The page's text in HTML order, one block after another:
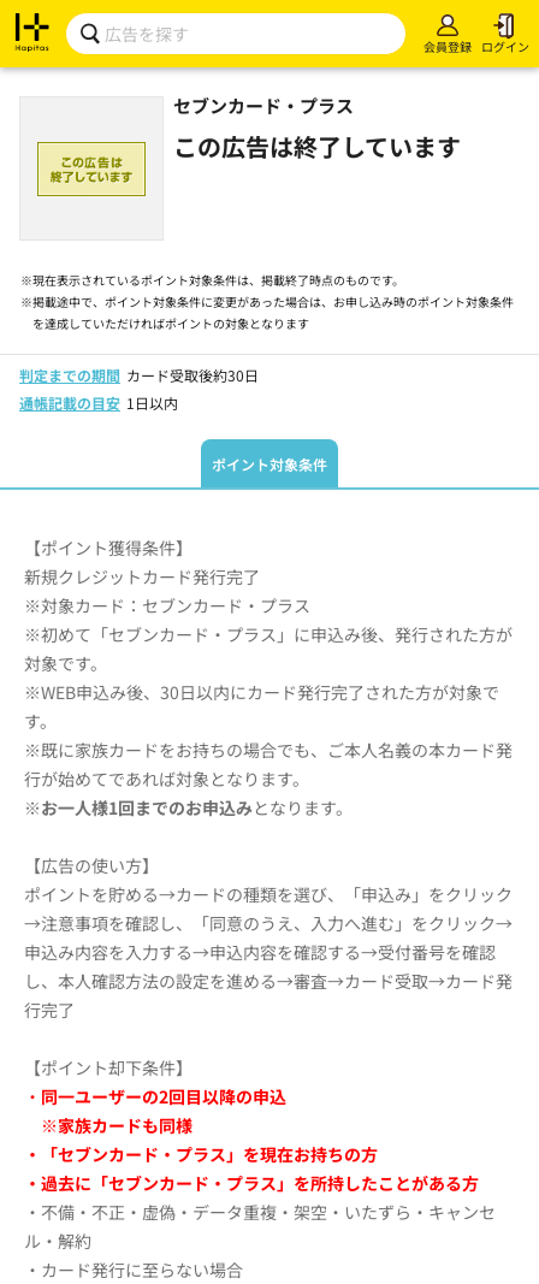
会員登録 ログイン
セブンカード・プラス
この広告は終了しています
※現在表示されているポイント対象条件は、掲載終了時点のものです。
※掲載途中で、ポイント対象条件に変更があった場合は、お申し込み時のポイント対象条件
を達成していただければポイントの対象となります
判定までの期間 カード受取後約30日
通帳記載の目安 1日以内
ポイント対象条件
【ポイント獲得条件】
新規クレジットカード発行完了
※対象カード：セブンカード・プラス
※初めて「セブンカード・プラス」に申込み後、発行された方が
対象です。
※WEB申込み後、30日以内にカード発行完了された方が対象で
す。
※既に家族カードをお持ちの場合でも、ご本人名義の本カード発
行が始めてであれば対象となります。
※お一人様1回までのお申込みとなります。
【広告の使い方】
ポイントを貯める→カードの種類を選び、「申込み」をクリック
→注意事項を確認し、「同意のうえ、入力へ進む」をクリック→
申込み内容を入力する→申込内容を確認する→受付番号を確認
し、本人確認方法の設定を進める→審査→カード受取→カード発
行完了
【ポイント却下条件】
・ 同一ユーザーの2回目以降の申込
※家族カードも同様
・「セブンカード・プラス」を現在お持ちの方
・過去に「セブンカード・プラス」を所持したことがある方
・不備・不正・虚偽・データ重複・架空・いたずら・キャンセ
ル・解約
・カード発行に至らない場合